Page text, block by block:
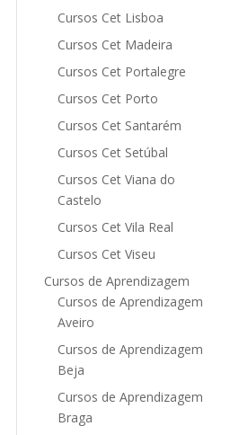
Cursos Cet Lisboa
Cursos Cet Madeira
Cursos Cet Portalegre
Cursos Cet Porto
Cursos Cet Santarém
Cursos Cet Setúbal
Cursos Cet Viana do
Castelo
Cursos Cet Vila Real
Cursos Cet Viseu
Cursos de Aprendizagem
Cursos de Aprendizagem
Aveiro
Cursos de Aprendizagem
Beja
Cursos de Aprendizagem
Braga